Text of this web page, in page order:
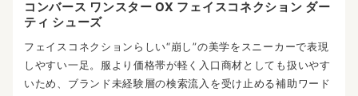
コンバース ワンスター OX フェイスコネクション ダー
ティ シューズ
フェイスコネクションらしい“崩し”の美学をスニーカーで表現
しやすい一足。服より価格帯が軽く入口商材としても扱いやす
いため、ブランド未経験層の検索流入を受け止める補助ワード